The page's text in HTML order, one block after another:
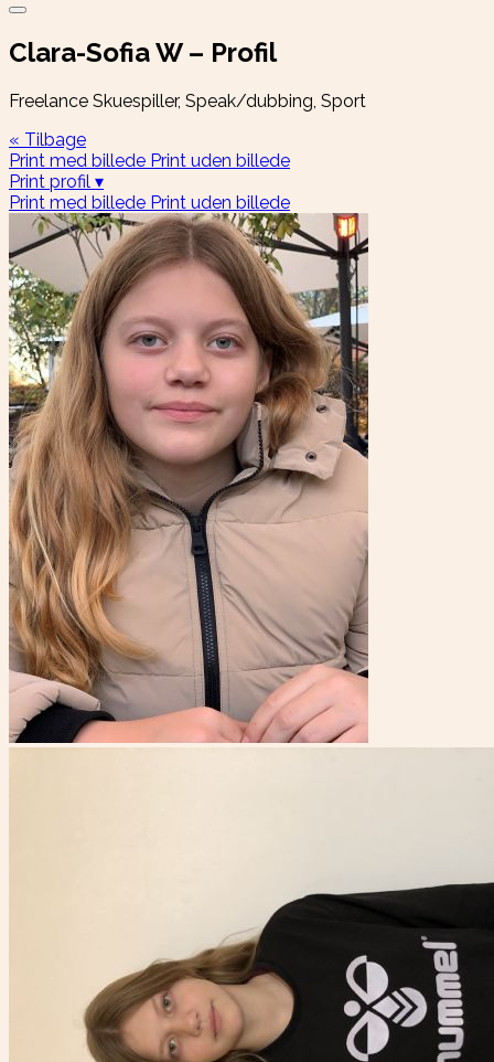
Clara-Sofia W – Profil
Freelance Skuespiller, Speak/dubbing, Sport
« Tilbage
Print med billede Print uden billede
Print profil ▾
Print med billede Print uden billede